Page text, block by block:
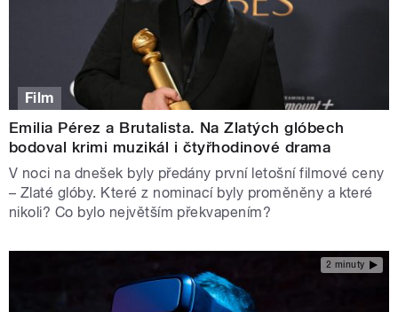
Film
Emilia Pérez a Brutalista. Na Zlatých glóbech
bodoval krimi muzikál i čtyřhodinové drama
V noci na dnešek byly předány první letošní filmové ceny
– Zlaté glóby. Které z nominací byly proměněny a které
nikoli? Co bylo největším překvapením?
2 minuty